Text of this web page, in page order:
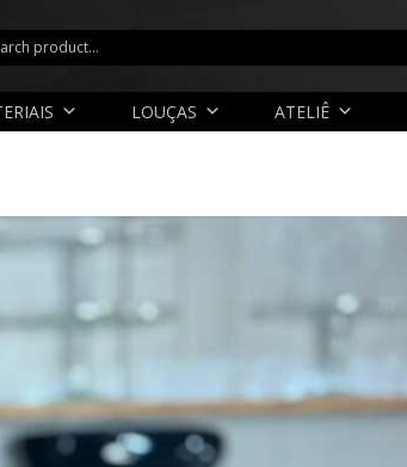
LOUÇAS ATELIÊ